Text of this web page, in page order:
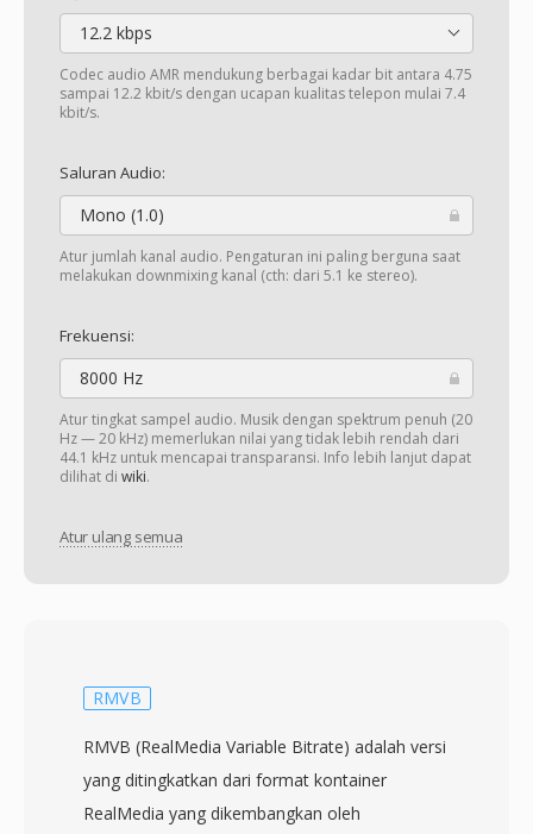
12.2 kbps
Codec audio AMR mendukung berbagai kadar bit antara 4.75
sampai 12.2 kbit/s dengan ucapan kualitas telepon mulai 7.4
kbit/s.
Saluran Audio:
Mono (1.0)
Atur jumlah kanal audio. Pengaturan ini paling berguna saat
melakukan downmixing kanal (cth: dari 5.1 ke stereo).
Frekuensi:
8000 Hz
Atur tingkat sampel audio. Musik dengan spektrum penuh (20
Hz — 20 kHz) memerlukan nilai yang tidak lebih rendah dari
44.1 kHz untuk mencapai transparansi. Info lebih lanjut dapat
dilihat di wiki.
Atur ulang semua
RMVB
RMVB (RealMedia Variable Bitrate) adalah versi
yang ditingkatkan dari format kontainer
RealMedia yang dikembangkan oleh